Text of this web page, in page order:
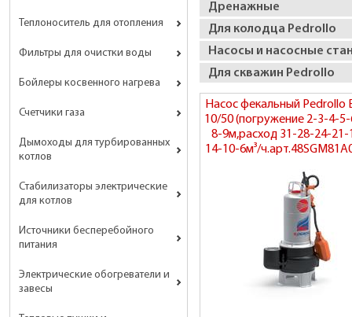
Теплоноситель для отопления
Фильтры для очистки воды
Бойлеры косвенного нагрева
Счетчики газа
Дымоходы для турбированных
котлов
Стабилизаторы электрические
для котлов
Источники бесперебойного
питания
Электрические обогреватели и
завесы
Дренажные
Для колодца Pedrollo
Насосы и насосные
Для скважин Pedrollo
Насос фекальный Pedrollo
10/50 (погружение 2-3-4-
8-9м,расход 31-28-24-21-
14-10-6м³/